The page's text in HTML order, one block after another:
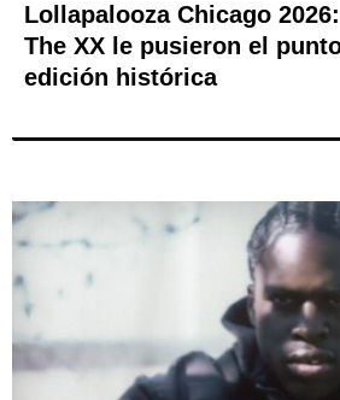
Lollapalooza Chicago
The XX le pusieron el
edición histórica